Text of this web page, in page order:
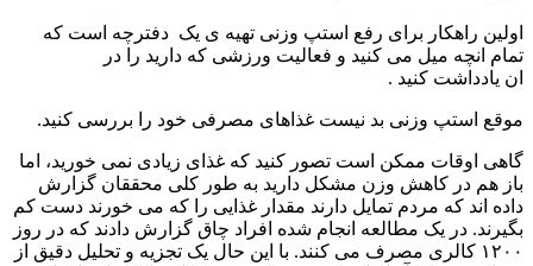
اولین راهکار برای رفع استپ وزنی تهیه ی یک دفترچه است که
تمام انچه میل می کنید و فعالیت ورزشی که دارید را در
ان یادداشت کنید .
موقع استپ وزنی بد نیست غذاهای مصرفی خود را بررسی کنید.
گاهی اوقات ممکن است تصور کنید که غذای زیادی نمی خورید، اما
باز هم در کاهش وزن مشکل دارید به طور کلی محققان گزارش
داده اند که مردم تمایل دارند مقدار غذایی را که می خورند دست کم
بگیرند. در یک مطالعه انجام شده افراد چاق گزارش دادند که در روز
۱۲۰۰ کالری مصرف می کنند. با این حال یک تجزیه و تحلیل دقیق از